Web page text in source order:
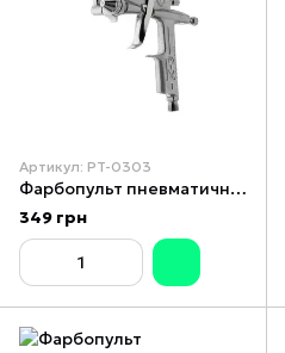
Артикул: PT-0303
Фарбопульт пневматичний HP MINI, форсунка 0.5 мм, верхній металевий бачок 200 мл, 5бар INTERTOOL PT-0303
349 грн